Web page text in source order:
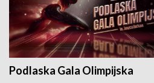
Podlaska Gala Olimpijska